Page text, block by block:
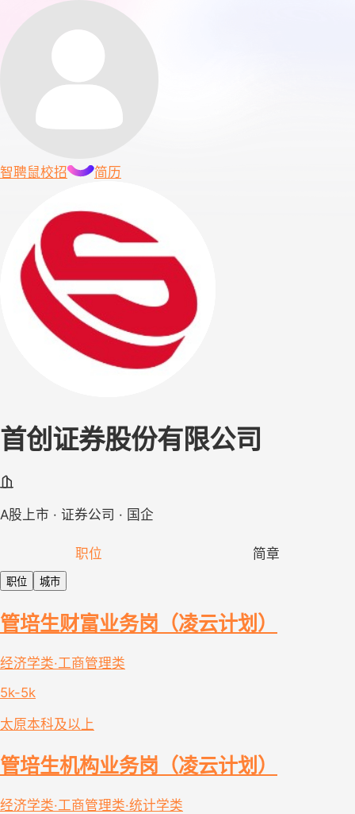
智聘鼠校招 简历
首创证券股份有限公司
A股上市 · 证券公司 · 国企
职位 简章
职位 城市
管培生财富业务岗（凌云计划）
经济学类·工商管理类
5k-5k
太原本科及以上
管培生机构业务岗（凌云计划）
经济学类·工商管理类·统计学类